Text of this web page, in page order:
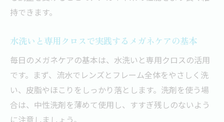
持できます。
水洗いと専用クロスで実践するメガネケアの基本
毎日のメガネケアの基本は、水洗いと専用クロスの活用
です。まず、流水でレンズとフレーム全体をやさしく洗
い、皮脂やほこりをしっかり落とします。洗剤を使う場
合は、中性洗剤を薄めて使用し、すすぎ残しのないよう
に注意しましょう。